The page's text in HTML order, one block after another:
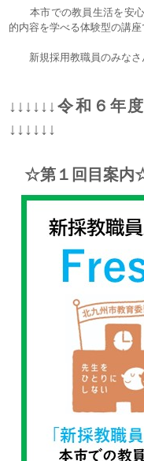
本市での教員生活を安心
的内容を学べる体験型の講座
新規採用教職員のみなさ
↓↓↓↓↓↓令和６年
↓↓↓↓↓↓
☆第１回目案内